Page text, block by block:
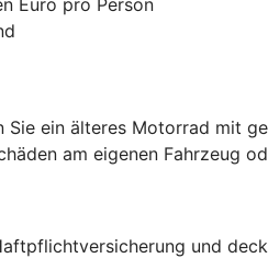
Sie ein älteres Motorrad mit
am eigenen Fahrzeug
und